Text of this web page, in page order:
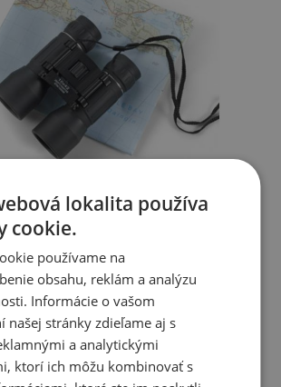
lokalita používa
cookie.
používame na
obsahu, reklám a analýzu
Informácie o vašom
našej stránky zdieľame aj s
a analytickými
ktorí ich môžu kombinovať s